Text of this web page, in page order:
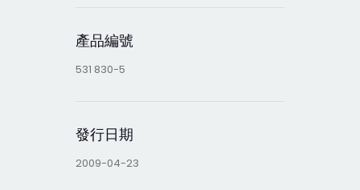
產品編號
531 830-5
發行日期
2009-04-23